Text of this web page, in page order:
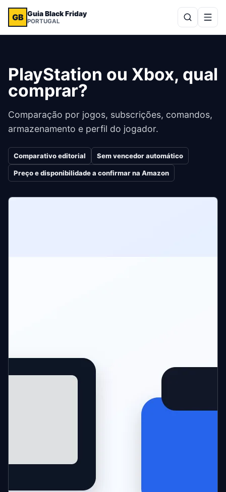
GB Guia Black Friday
PORTUGAL
PlayStation ou Xbox, qual
comprar?
Comparação por jogos, subscrições, comandos,
armazenamento e perfil do jogador.
Comparativo editorial Sem vencedor automático
Preço e disponibilidade a confirmar na Amazon